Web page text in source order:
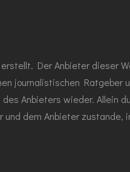
Der Anbieter dieser
journalistischen Ratgeber
Anbieters wieder. Allein
dem Anbieter zustande,